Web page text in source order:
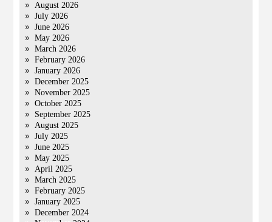
August 2026
July 2026
June 2026
May 2026
March 2026
February 2026
January 2026
December 2025
November 2025
October 2025
September 2025
August 2025
July 2025
June 2025
May 2025
April 2025
March 2025
February 2025
January 2025
December 2024